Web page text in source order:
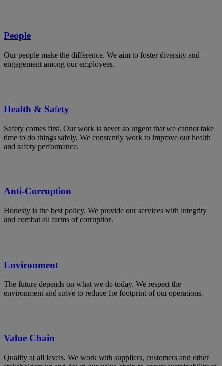
People
Our people make the difference. We aim to foster diversity and
engagement among our employees.
Health & Safety
Safety comes first. Our work is never so urgent that we cannot take
time to do things safely. We constantly work to improve out health
and safety performance.
Anti-Corruption
Honesty is the best policy. We provide our services with integrity
and combat all forms of corruption.
Environment
The future depends on what we do today. We respect the
environment and strive to reduce the footprint of our operations.
Value Chain
Quality at all levels. We work with suppliers, customers and other